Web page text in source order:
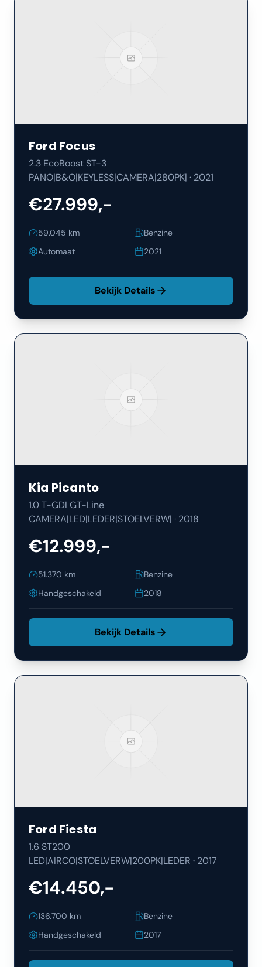
Ford Focus
2.3 EcoBoost ST-3
PANO|B&O|KEYLESS|CAMERA|280PK| · 2021
€27.999,-
59.045 km
Benzine
Automaat
2021
Bekijk Details
Kia Picanto
1.0 T-GDI GT-Line
CAMERA|LED|LEDER|STOELVERW| · 2018
€12.999,-
51.370 km
Benzine
Handgeschakeld
2018
Bekijk Details
Ford Fiesta
1.6 ST200
LED|AIRCO|STOELVERW|200PK|LEDER · 2017
€14.450,-
136.700 km
Benzine
Handgeschakeld
2017